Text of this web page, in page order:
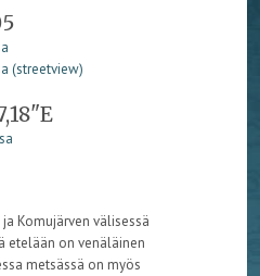
(streetview)
Komujärven välisessä
etelään on venäläinen
metsässä on myös